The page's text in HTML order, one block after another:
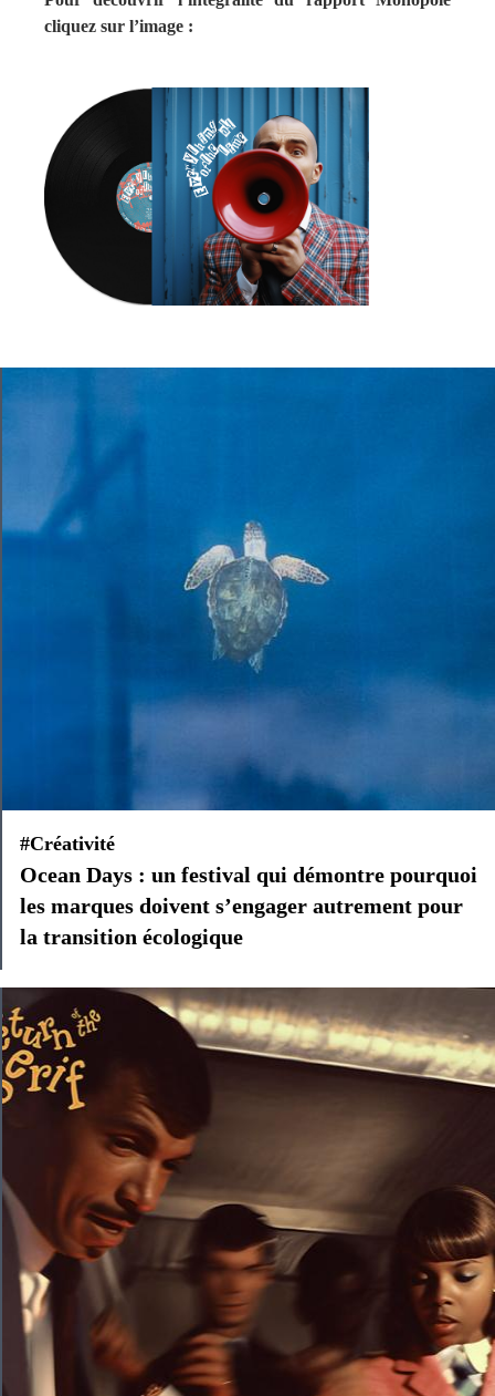
cliquez sur l’image :
#Créativité
Ocean Days : un festival qui démontre pourquoi
les marques doivent s’engager autrement pour
la transition écologique